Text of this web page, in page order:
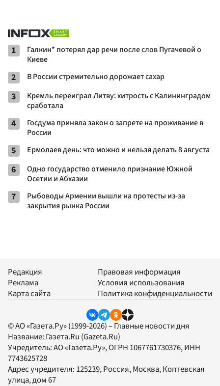
1
Галкин* потерял дар речи после слов Пугачевой о
Киеве
2 В России стремительно дорожает сахар
3
Кремль переиграл Литву: хитрость с Калининградом
сработала
4
Госдума приняла закон о запрете на проживание в
России
5 Ермолаев день: что можно и нельзя делать 8 августа
6
Одно государство отменило признание Южной
Осетии и Абхазии
7
Рыбоводы Армении вышли на протесты из-за
закрытия рынка России
Редакция
Реклама
Карта сайта
Правовая информация
Условия использования
Политика конфиденциальности
© АО «Газета.Ру» (1999-2026) – Главные новости дня
Название: Газета.Ru (Gazeta.Ru)
Учредитель:АО «Газета.Ру», ОГРН 1067761730376, ИНН
7743625728
Адрес учредителя: 125239, Россия, Москва, Коптевская
улица, дом 67